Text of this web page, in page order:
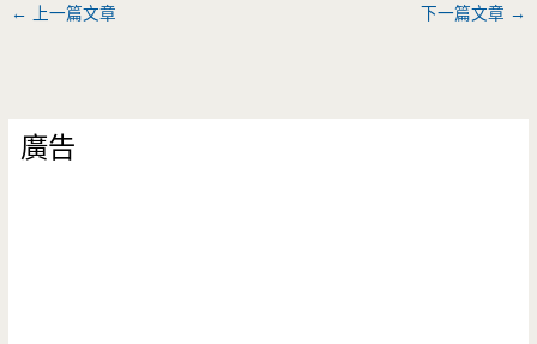
← 上一篇文章 下一篇文章 →
廣告